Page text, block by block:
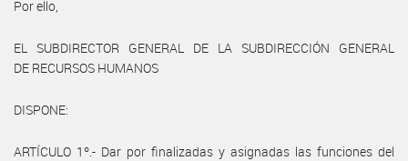
Por ello,
EL SUBDIRECTOR GENERAL DE LA SUBDIRECCIÓN GENERAL
DE RECURSOS HUMANOS
DISPONE:
ARTÍCULO 1º.- Dar por finalizadas y asignadas las funciones del